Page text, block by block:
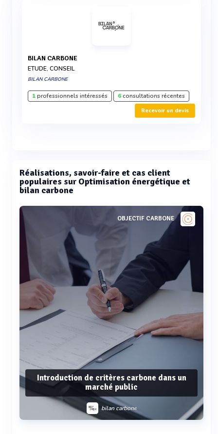
BILAN CARBONE
ETUDE, CONSEIL
BILAN CARBONE
1professionnels intéressés 6consultations récentes
Recevoir un devis
Réalisations, savoir-faire et cas client
populaires sur Optimisation énergétique et
bilan carbone
OBJECTIF CARBONE
Introduction de critères carbone dans un
marché public
bilan carbone